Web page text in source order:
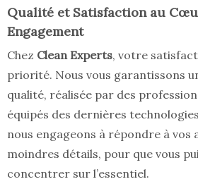
Qualité et Satisfaction au
Engagement
Chez Clean Experts, votre
priorité. Nous vous garantissons
qualité, réalisée par des
équipés des dernières
nous engageons à répondre à vos
moindres détails, pour que vous
concentrer sur l’essentiel.